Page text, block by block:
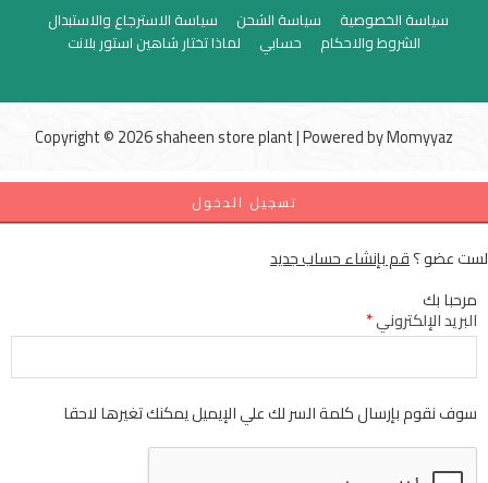
سياسة الخصوصية سياسة الشحن
سياسة الاسترجاع والاستبدال
الشروط والاحكام
حسابي لماذا تختار شاهين استور بلانت
Copyright © 2026 shaheen store plant | Powered byMomyyaz
تسجيل الدخول
لست عضو ؟قم بإنشاء حساب جديد
مرحبا بك
البريد الإلكتروني*
سوف نقوم بإرسال كلمة السر لك علي الإيميل يمكنك تغيرها لاحقا